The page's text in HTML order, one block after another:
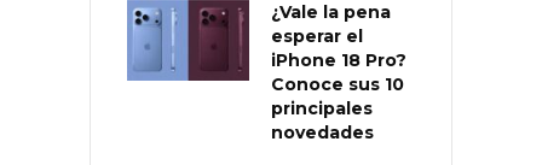
¿Vale la pena
esperar el
iPhone 18 Pro?
Conoce sus 10
principales
novedades